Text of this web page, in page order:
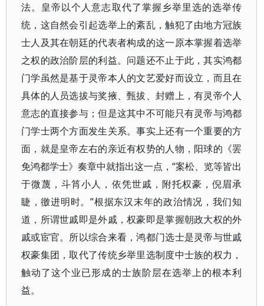
法。皇帝以个人意志取代了掌握乡举里选的选举传
统，这自然会引起选举上的紊乱，触犯了由地方冠族
士人及其在朝廷的代表者构成的这一原本掌握着选举
之权的政治阶层的利益。问题还不止于此，其实鸿都
门学虽然是基于灵帝本人的文艺爱好而设立，而且在
具体的人员选拔与奖掖、甄拔、封赠上，有灵帝个人
意志的直接参与；但是这其中不可能只有灵帝与鸿都
门学士两个方面发生关系。事实上还有一个重要的方
面，就是皇帝左右的亲近有权势的人物，阳球的《罢
免鸿都学士》奏章中就指出这一点，“案松、览等皆出
于微蔑，斗筲小人，依凭世戚，附托权豪，倪眉承
睫，徼进明时。”根据东汉末年的政治情况，我们知
道，所谓世戚即是外戚，权豪即是掌握朝政大权的外
戚或宦官。所以综合来看，鸿都门选士是灵帝与世戚
权豪集团，取代了传统乡举里选制度中士族的权力，
触动了这个业已形成的士族阶层在选举上的根本利
益。